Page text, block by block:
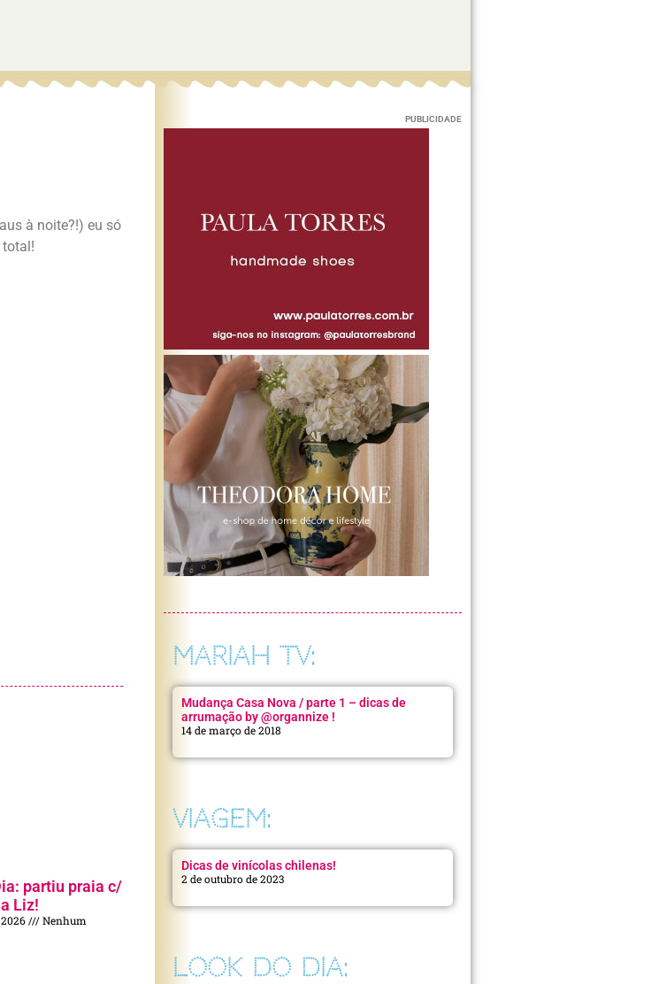
à noite?!) eu só
total!
partiu praia c/
Liz!
2026
Nenhum
PUBLICIDADE
MARIAH TV:
Mudança Casa Nova / parte 1 – dicas de
arrumação by @organnize !
14 de março de 2018
VIAGEM:
Dicas de vinícolas chilenas!
2 de outubro de 2023
LOOK DO DIA: